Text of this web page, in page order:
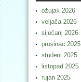
ožujak 2026
veljača 2026
siječanj 2026
prosinac 2025
studeni 2025
listopad 2025
rujan 2025